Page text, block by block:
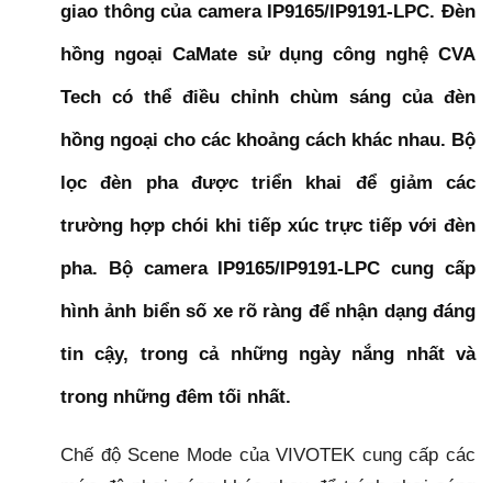
giao thông của camera IP9165/IP9191-LPC. Đèn
hồng ngoại CaMate sử dụng công nghệ CVA
Tech có thể điều chỉnh chùm sáng của đèn
hồng ngoại cho các khoảng cách khác nhau. Bộ
lọc đèn pha được triển khai để giảm các
trường hợp chói khi tiếp xúc trực tiếp với đèn
pha. Bộ camera IP9165/IP9191-LPC cung cấp
hình ảnh biển số xe rõ ràng để nhận dạng đáng
tin cậy, trong cả những ngày nắng nhất và
trong những đêm tối nhất.
Chế độ Scene Mode của VIVOTEK cung cấp các